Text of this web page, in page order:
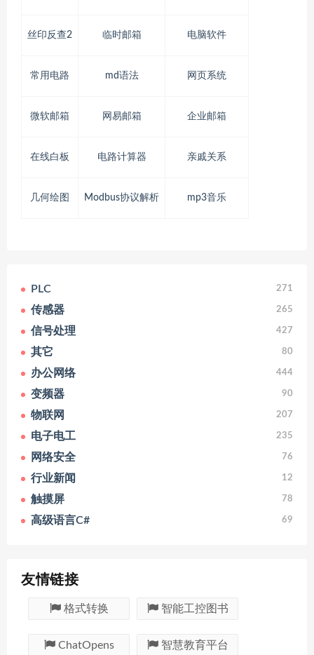
丝印反查2 临时邮箱 电脑软件
常用电路 md语法 网页系统
微软邮箱 网易邮箱 企业邮箱
在线白板 电路计算器 亲戚关系
几何绘图 Modbus协议解析 mp3音乐
PLC 271
传感器 265
信号处理 427
其它 80
办公网络 444
变频器 90
物联网 207
电子电工 235
网络安全 76
行业新闻 12
触摸屏 78
高级语言C# 69
友情链接
格式转换 智能工控图书
ChatOpens 智慧教育平台